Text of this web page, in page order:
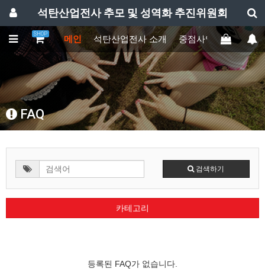
석탄산업전사 추모 및 성역화 추진위원회
SHOP
메인 석탄산업전사 소개 중점사업 주요활동
FAQ
검색하기
카테고리
등록된 FAQ가 없습니다.